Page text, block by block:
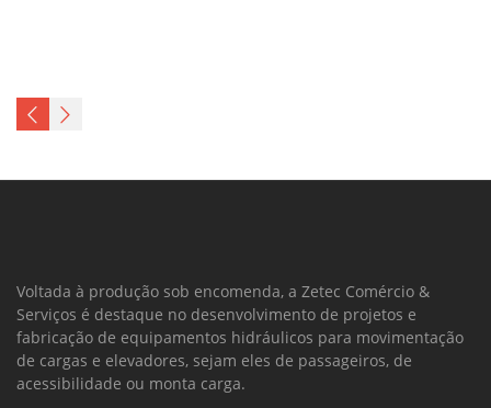
Voltada à produção sob encomenda, a Zetec Comércio &
Serviços é destaque no desenvolvimento de projetos e
fabricação de equipamentos hidráulicos para movimentação
de cargas e elevadores, sejam eles de passageiros, de
acessibilidade ou monta carga.